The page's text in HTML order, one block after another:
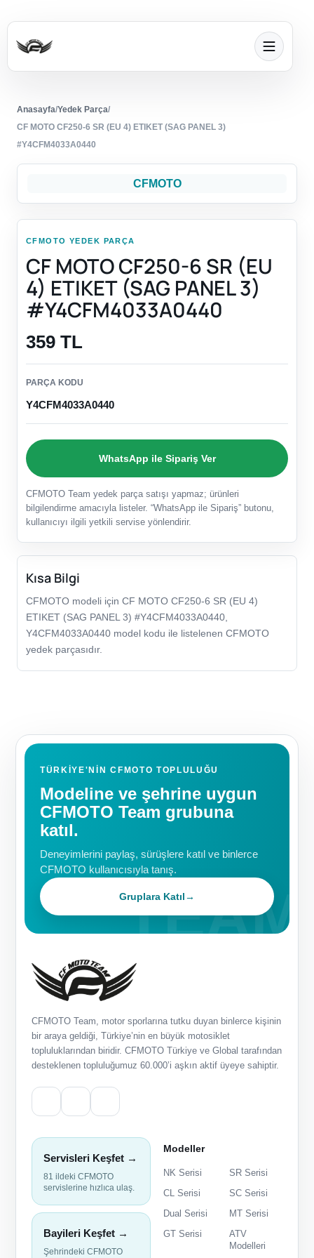
Anasayfa/Yedek Parça/
CF MOTO CF250-6 SR (EU 4) ETIKET (SAG PANEL 3)
#Y4CFM4033A0440
CFMOTO
CFMOTO YEDEK PARÇA
CF MOTO CF250-6 SR (EU
4) ETIKET (SAG PANEL 3)
#Y4CFM4033A0440
359 TL
PARÇA KODU
Y4CFM4033A0440
WhatsApp ile Sipariş Ver
CFMOTO Team yedek parça satışı yapmaz; ürünleri
bilgilendirme amacıyla listeler. “WhatsApp ile Sipariş” butonu,
kullanıcıyı ilgili yetkili servise yönlendirir.
Kısa Bilgi
CFMOTO modeli için CF MOTO CF250-6 SR (EU 4)
ETIKET (SAG PANEL 3) #Y4CFM4033A0440,
Y4CFM4033A0440 model kodu ile listelenen CFMOTO
yedek parçasıdır.
TÜRKIYE'NIN CFMOTO TOPLULUĞU
Modeline ve şehrine uygun
CFMOTO Team grubuna
katıl.
Deneyimlerini paylaş, sürüşlere katıl ve binlerce
CFMOTO kullanıcısıyla tanış.
Gruplara Katıl→
CFMOTO Team, motor sporlarına tutku duyan binlerce kişinin
bir araya geldiği, Türkiye’nin en büyük motosiklet
topluluklarından biridir. CFMOTO Türkiye ve Global tarafından
desteklenen topluluğumuz 60.000’i aşkın aktif üyeye sahiptir.
Servisleri Keşfet →
81 ildeki CFMOTO
servislerine hızlıca ulaş.
Bayileri Keşfet →
Şehrindeki CFMOTO
Modeller
NK Serisi
SR Serisi
CL Serisi
SC Serisi
Dual Serisi
MT Serisi
GT Serisi
ATV
Modelleri